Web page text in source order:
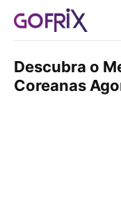
Descubra o
Coreanas